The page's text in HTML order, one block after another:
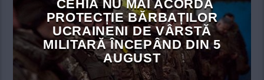
CEHIA NU MAI ACORDĂ
PROTECȚIE BĂRBAȚILOR
UCRAINENI DE VÂRSTĂ
MILITARĂ ÎNCEPÂND DIN 5
AUGUST